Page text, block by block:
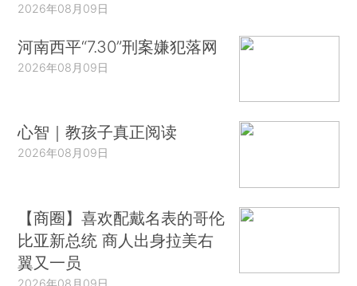
2026年08月09日
河南西平“7.30”刑案嫌犯落网
2026年08月09日
心智｜教孩子真正阅读
2026年08月09日
【商圈】喜欢配戴名表的哥伦
比亚新总统 商人出身拉美右
翼又一员
2026年08月09日